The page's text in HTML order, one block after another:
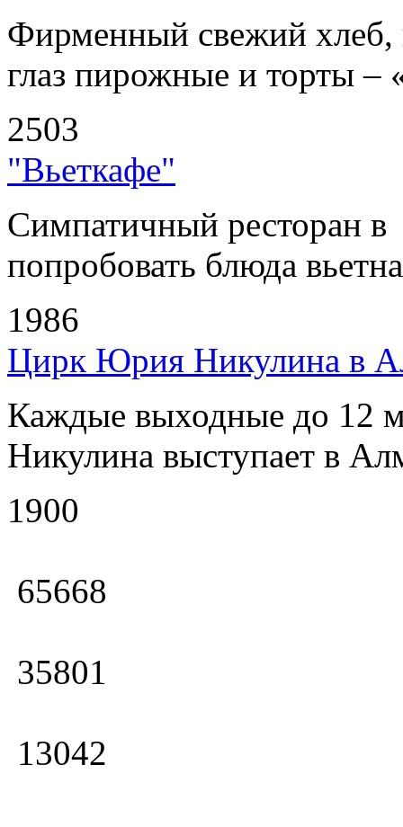
Фирменный свежий хлеб,
глаз пирожные и торты
2503
"Вьеткафе"
Симпатичный ресторан
попробовать блюда
1986
Цирк Юрия Никулина в
Каждые выходные до 12
Никулина выступает в
1900
65668
35801
13042